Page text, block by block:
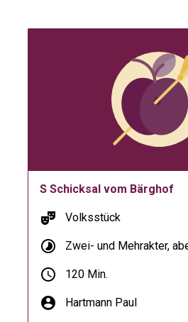
S Schicksal vom Bärghof
theater_comedy Volksstück
timelapse Zwei- und Mehrakter,
schedule 120 Min.
account_circle Hartmann Paul